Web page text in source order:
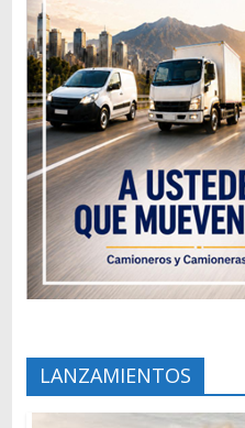
LANZAMIENTOS